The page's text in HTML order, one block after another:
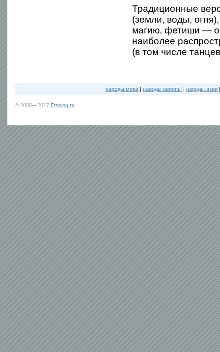
Традиционные
(земли, воды,
магию, фетиши —
наиболее
(в том числе
народы мира | народы европы | народы азии
© 2008—2017 Etnolog.ru